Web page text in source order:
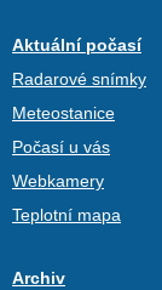
Aktuální počasí
Radarové snímky
Meteostanice
Počasí u vás
Webkamery
Teplotní mapa
Archiv